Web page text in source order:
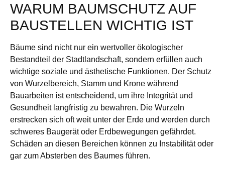
WARUM BAUMSCHUTZ AUF
BAUSTELLEN WICHTIG IST
Bäume sind nicht nur ein wertvoller ökologischer
Bestandteil der Stadtlandschaft, sondern erfüllen auch
wichtige soziale und ästhetische Funktionen. Der Schutz
von Wurzelbereich, Stamm und Krone während
Bauarbeiten ist entscheidend, um ihre Integrität und
Gesundheit langfristig zu bewahren. Die Wurzeln
erstrecken sich oft weit unter der Erde und werden durch
schweres Baugerät oder Erdbewegungen gefährdet.
Schäden an diesen Bereichen können zu Instabilität oder
gar zum Absterben des Baumes führen.